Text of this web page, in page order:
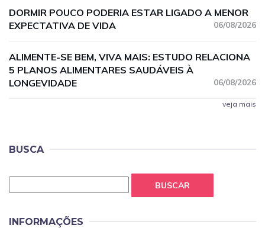
DORMIR POUCO PODERIA ESTAR LIGADO A MENOR
EXPECTATIVA DE VIDA
06/08/2026
ALIMENTE-SE BEM, VIVA MAIS: ESTUDO RELACIONA
5 PLANOS ALIMENTARES SAUDÁVEIS À
LONGEVIDADE
06/08/2026
veja mais
BUSCA
BUSCAR
INFORMAÇÕES